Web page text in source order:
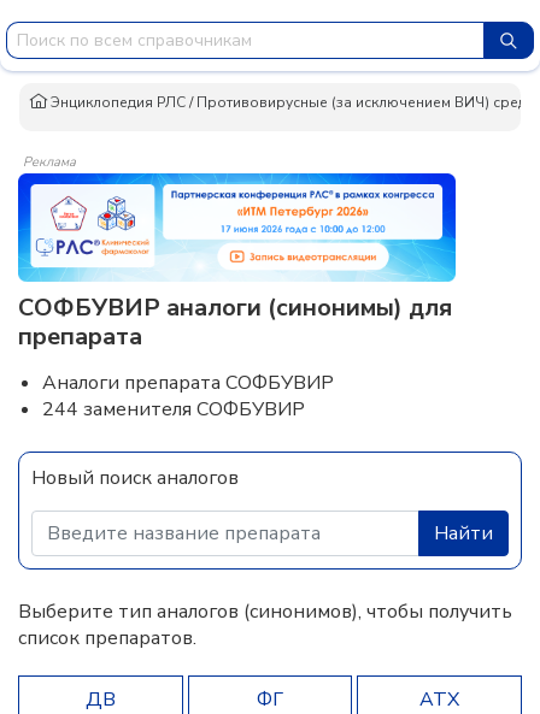
Энциклопедия РЛС/Противовирусные (за исключением ВИЧ)
Реклама
СОФБУВИР аналоги (синонимы) для
препарата
Аналоги препарата СОФБУВИР
244 заменителя СОФБУВИР
Новый поиск аналогов
Найти
Выберите тип аналогов (синонимов), чтобы получить
список препаратов.
ДВ ФГ АТХ